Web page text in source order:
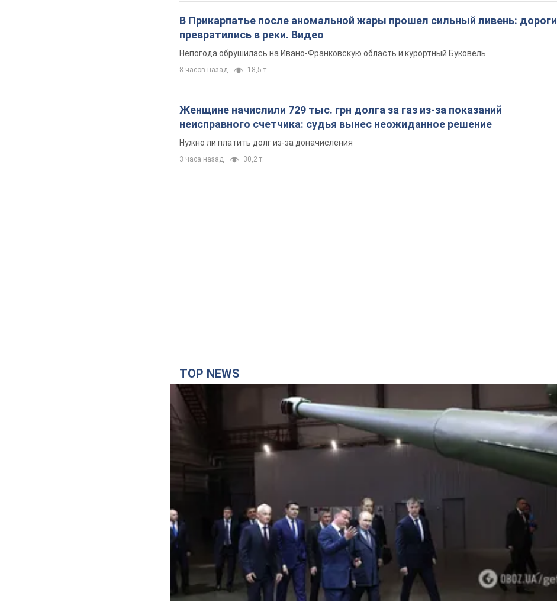
В Прикарпатье после аномальной жары прошел сильный ливень: дороги
превратились в реки. Видео
Непогода обрушилась на Ивано-Франковскую область и курортный Буковель
8 часов назад 18,5 т.
Женщине начислили 729 тыс. грн долга за газ из-за показаний
неисправного счетчика: судья вынес неожиданное решение
Нужно ли платить долг из-за доначисления
3 часа назад 30,2 т.
TOP NEWS